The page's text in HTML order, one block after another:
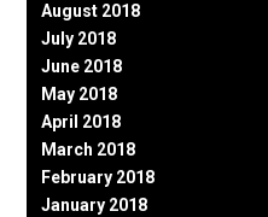
August 2018
July 2018
June 2018
May 2018
April 2018
March 2018
February 2018
January 2018